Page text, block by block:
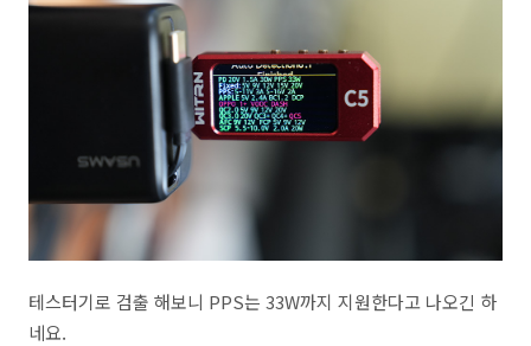
테스터기로 검출 해보니 PPS는 33W까지 지원한다고 나오긴 하
네요.